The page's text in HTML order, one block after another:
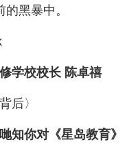
黑暴中。
学校校长 陈卓禧
后〉
知你对《星岛教育》